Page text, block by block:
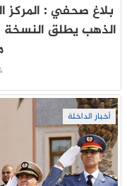
بلاغ صحفي : المركز
الذهب يطلق النسخة
4
أخبار الداخلة